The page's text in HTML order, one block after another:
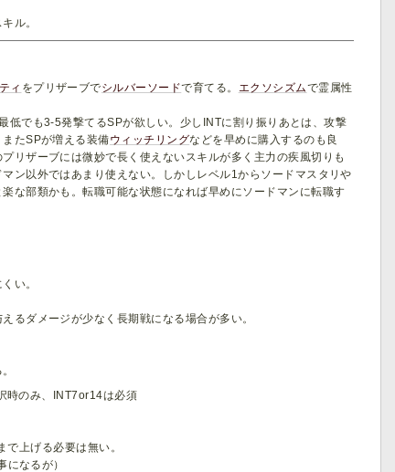
ル。
ィ をプリザーブでシルバーソードで育てる。 エクソシズムで霊属性
低でも3-5発撃てるSPが欲しい。少しINTに割り振りあとは、攻撃
たSPが増える装備ウィッチリングなどを早めに購入するのも良
リザーブには微妙で長く使えないスキルが多く主力の疾風切りも
ン以外ではあまり使えない。しかしレベル1からソードマスタリや
な部類かも。転職可能な状態になれば早めにソードマンに転職す
い。
るダメージが少なく長期戦になる場合が多い。
時のみ、INT7or14は必須
上げる必要は無い。
になるが）